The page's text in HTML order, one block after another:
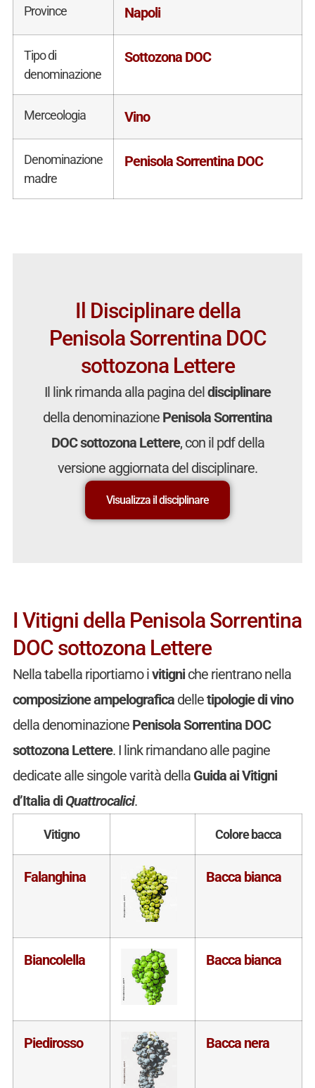
Province Napoli
Tipo di
denominazione
Sottozona DOC
Merceologia Vino
Denominazione
madre
Penisola Sorrentina DOC
Il Disciplinare della
Penisola Sorrentina DOC
sottozona Lettere
Il link rimanda alla pagina deldisciplinare
della denominazione Penisola Sorrentina
DOC sottozona Lettere, con il pdf della
versione aggiornata del disciplinare.
Visualizza il disciplinare
I Vitigni della Penisola Sorrentina
DOC sottozona Lettere
Nella tabella riportiamo ivitigniche rientrano nella
composizione ampelograficadelletipologie di vino
della denominazione Penisola Sorrentina DOC
sottozona Lettere. I link rimandano alle pagine
dedicate alle singole varità della Guida ai Vitigni
d’Italia diQuattrocalici.
Vitigno Colore bacca
Falanghina Bacca bianca
Biancolella Bacca bianca
Piedirosso Bacca nera